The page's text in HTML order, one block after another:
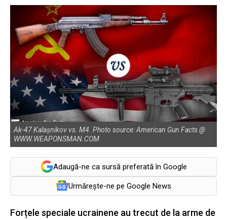
Ak-47 Kalașnikov vs. M4. Photo source: American Gun Facts @
WWW.WEAPONSMAN.COM
Adaugă-ne ca sursă preferată în Google
Urmărește-ne pe Google News
Forțele speciale ucrainene au trecut de la arme de